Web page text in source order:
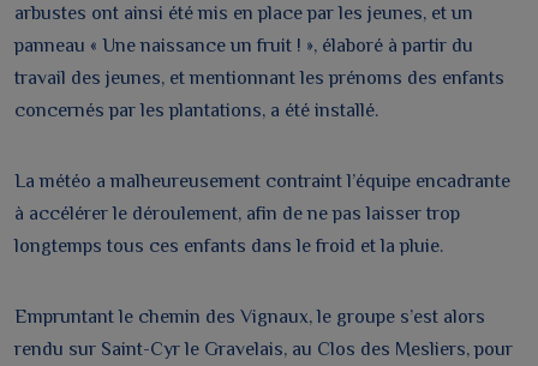
arbustes ont ainsi été mis en place par les jeunes, et un
panneau « Une naissance un fruit ! », élaboré à partir du
travail des jeunes, et mentionnant les prénoms des enfants
concernés par les plantations, a été installé.
La météo a malheureusement contraint l’équipe encadrante
à accélérer le déroulement, afin de ne pas laisser trop
longtemps tous ces enfants dans le froid et la pluie.
Empruntant le chemin des Vignaux, le groupe s’est alors
rendu sur Saint-Cyr le Gravelais, au Clos des Mesliers, pour